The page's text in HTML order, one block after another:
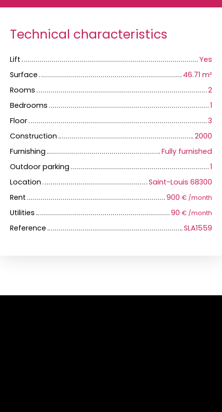
Technical characteristics
Lift
Yes
Surface
46.71 m²
Rooms
2
Bedrooms
1
Floor
3
Construction
2000
Furnishing
Fully furnished
Outdoor parking
1
Location
Saint-Louis 68300
Rent
900 € /month
Utilities 90 € /month
Reference SLA1559